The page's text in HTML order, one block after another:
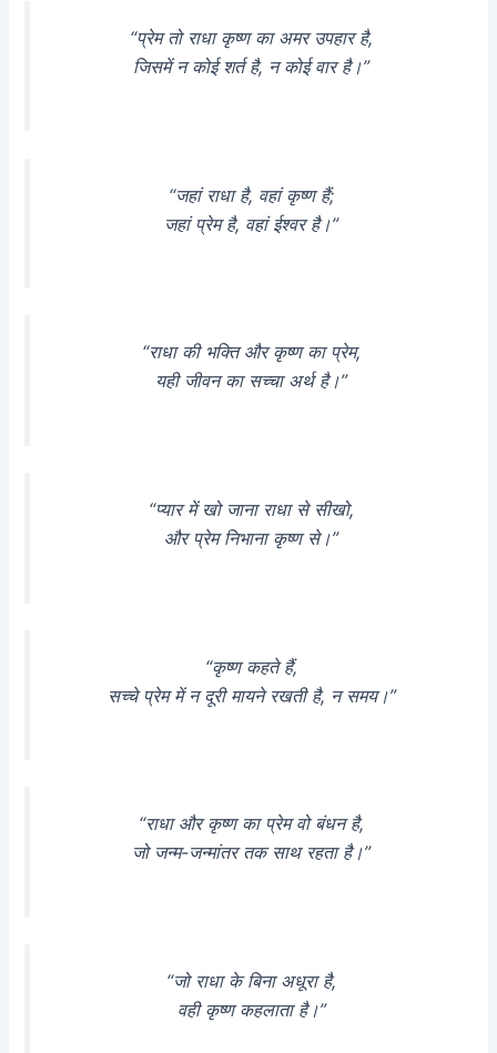
“प्रेम तो राधा कृष्ण का अमर उपहार है,
जिसमें न कोई शर्त है, न कोई वार है।”
“जहां राधा है, वहां कृष्ण हैं;
जहां प्रेम है, वहां ईश्वर है।”
“राधा की भक्ति और कृष्ण का प्रेम,
यही जीवन का सच्चा अर्थ है।”
“प्यार में खो जाना राधा से सीखो,
और प्रेम निभाना कृष्ण से।”
“कृष्ण कहते हैं,
सच्चे प्रेम में न दूरी मायने रखती है, न समय।”
“राधा और कृष्ण का प्रेम वो बंधन है,
जो जन्म-जन्मांतर तक साथ रहता है।”
“जो राधा के बिना अधूरा है,
वही कृष्ण कहलाता है।”